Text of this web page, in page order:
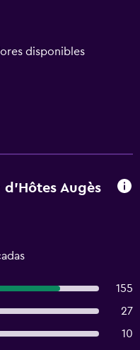
disponibles
d'Hôtes Augès
155
27
10